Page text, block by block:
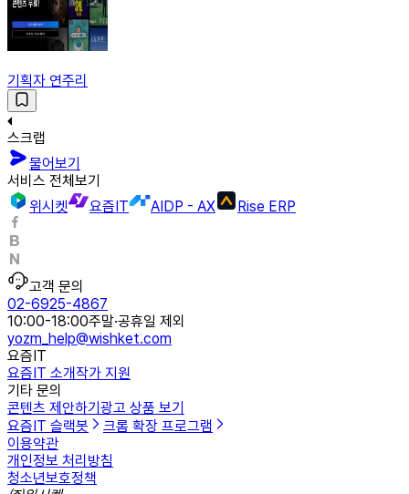
기획자 연주리
스크랩
물어보기
서비스 전체보기
위시켓
요즘IT AIDP - AX Rise ERP
고객 문의
02-6925-4867
10:00-18:00주말·공휴일 제외
yozm_help@wishket.com
요즘IT
요즘IT 소개작가 지원
기타 문의
콘텐츠 제안하기 광고 상품 보기
요즘IT 슬랙봇
크롬 확장 프로그램
이용약관
개인정보 처리방침
청소년보호정책